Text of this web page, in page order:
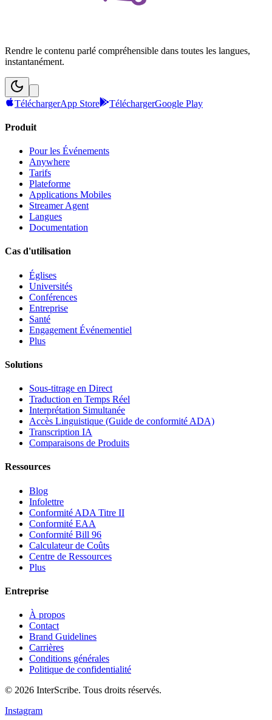
Rendre le contenu parlé compréhensible dans toutes les langues,
instantanément.
TéléchargerApp Store TéléchargerGoogle Play
Produit
Pour les Événements
Anywhere
Tarifs
Plateforme
Applications Mobiles
Streamer Agent
Langues
Documentation
Cas d'utilisation
Églises
Universités
Conférences
Entreprise
Santé
Engagement Événementiel
Plus
Solutions
Sous-titrage en Direct
Traduction en Temps Réel
Interprétation Simultanée
Accès Linguistique (Guide de conformité ADA)
Transcription IA
Comparaisons de Produits
Ressources
Blog
Infolettre
Conformité ADA Titre II
Conformité EAA
Conformité Bill 96
Calculateur de Coûts
Centre de Ressources
Plus
Entreprise
À propos
Contact
Brand Guidelines
Carrières
Conditions générales
Politique de confidentialité
© 2026 InterScribe. Tous droits réservés.
Instagram